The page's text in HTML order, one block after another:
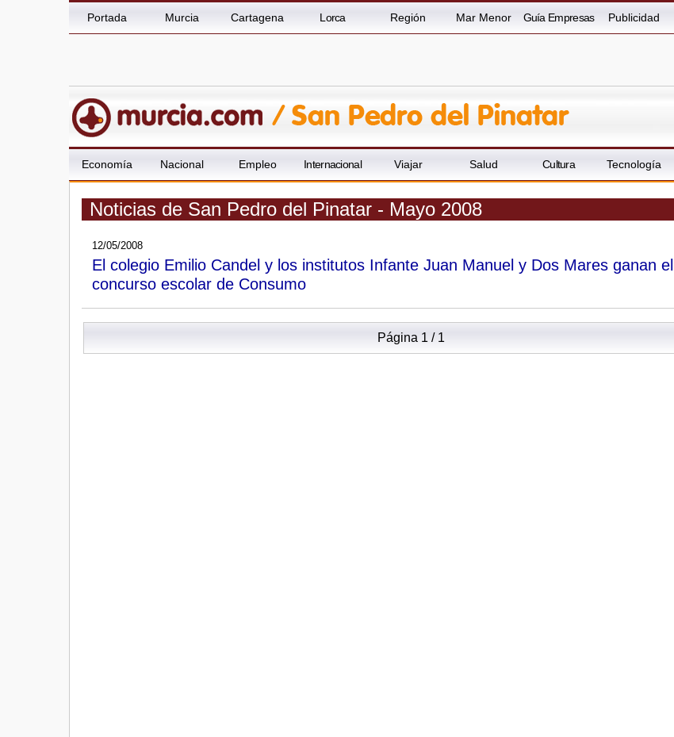
Portada Murcia Cartagena Lorca Región Mar Menor Guía Empresas Publicidad
Economía Nacional Empleo Internacional Viajar Salud Cultura Tecnología
Noticias de San Pedro del Pinatar - Mayo 2008
12/05/2008
El colegio Emilio Candel y los institutos Infante Juan Manuel y Dos Mares ganan el
concurso escolar de Consumo
Página 1 / 1